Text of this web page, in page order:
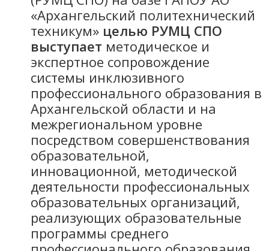
«Архангельский политехнический
техникум» целью РУМЦ СПО
выступает методическое и
экспертное сопровождение
системы инклюзивного
профессионального образования в
Архангельской области и на
межрегиональном уровне
посредством совершенствования
образовательной,
инновационной, методической
деятельности профессиональных
образовательных организаций,
реализующих образовательные
программы среднего